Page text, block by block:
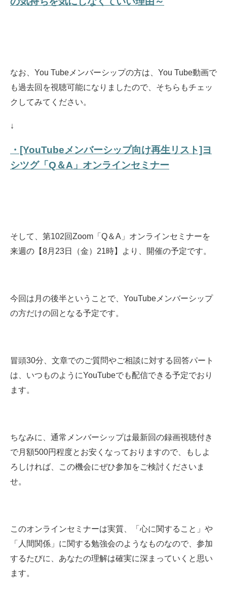
なお、You Tubeメンバーシップの方は、You Tube動画で
も過去回を視聴可能になりましたので、そちらもチェッ
クしてみてください。
↓
・[YouTubeメンバーシップ向け再生リスト]ヨ
シツグ「Q＆A」オンラインセミナー
そして、第102回Zoom「Q＆A」オンラインセミナーを
来週の【8月23日（金）21時】より、開催の予定です。
今回は月の後半ということで、YouTubeメンバーシップ
の方だけの回となる予定です。
冒頭30分、文章でのご質問やご相談に対する回答パート
は、いつものようにYouTubeでも配信できる予定でおり
ます。
ちなみに、通常メンバーシップは最新回の録画視聴付き
で月額500円程度とお安くなっておりますので、もしよ
ろしければ、この機会にぜひ参加をご検討くださいま
せ。
このオンラインセミナーは実質、「心に関すること」や
「人間関係」に関する勉強会のようなものなので、参加
するたびに、あなたの理解は確実に深まっていくと思い
ます。